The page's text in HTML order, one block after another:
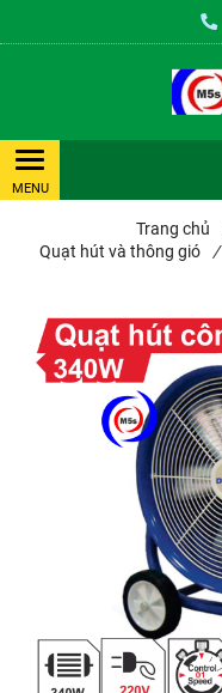
Trang chủ
Quạt hút và thông gió
/